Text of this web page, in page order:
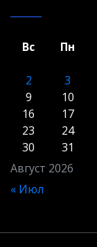
Август 2026
Вс Пн
2
3
9
10
16
17
23
24
30
31
« Июл